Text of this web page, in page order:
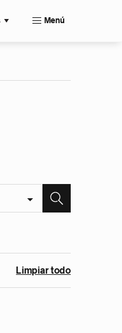
Menú
Limpiar todo